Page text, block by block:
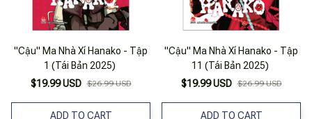
"Cậu" Ma Nhà Xí Hanako - Tập
1 (Tái Bản 2025)
$19.99 USD $26.99 USD
ADD TO CART
"Cậu" Ma Nhà Xí Hanako - Tập
11 (Tái Bản 2025)
$19.99 USD $26.99 USD
ADD TO CART